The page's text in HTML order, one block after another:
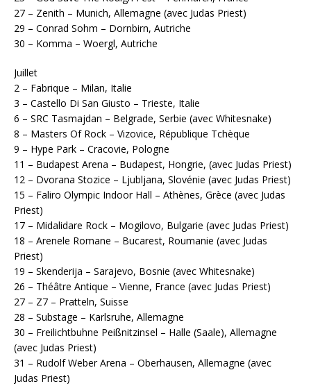
27 – Zenith – Munich, Allemagne (avec Judas Priest)
29 – Conrad Sohm – Dornbirn, Autriche
30 – Komma – Woergl, Autriche
Juillet
2 – Fabrique – Milan, Italie
3 – Castello Di San Giusto – Trieste, Italie
6 – SRC Tasmajdan – Belgrade, Serbie (avec Whitesnake)
8 – Masters Of Rock – Vizovice, République Tchèque
9 – Hype Park – Cracovie, Pologne
11 – Budapest Arena – Budapest, Hongrie, (avec Judas Priest)
12 – Dvorana Stozice – Ljubljana, Slovénie (avec Judas Priest)
15 – Faliro Olympic Indoor Hall – Athènes, Grèce (avec Judas
Priest)
17 – Midalidare Rock – Mogilovo, Bulgarie (avec Judas Priest)
18 – Arenele Romane – Bucarest, Roumanie (avec Judas
Priest)
19 – Skenderija – Sarajevo, Bosnie (avec Whitesnake)
26 – Théâtre Antique – Vienne, France (avec Judas Priest)
27 – Z7 – Pratteln, Suisse
28 – Substage – Karlsruhe, Allemagne
30 – Freilichtbuhne Peißnitzinsel – Halle (Saale), Allemagne
(avec Judas Priest)
31 – Rudolf Weber Arena – Oberhausen, Allemagne (avec
Judas Priest)